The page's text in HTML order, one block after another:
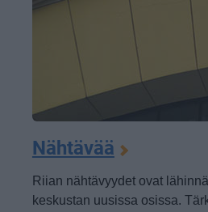
Nähtävää
Riian nähtävyydet ovat
keskustan uusissa osissa.